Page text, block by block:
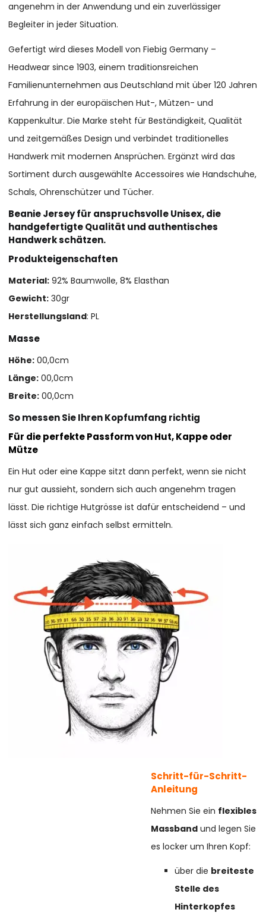
angenehm in der Anwendung und ein zuverlässiger
Begleiter in jeder Situation.
Gefertigt wird dieses Modell von Fiebig Germany –
Headwear since 1903, einem traditionsreichen
Familienunternehmen aus Deutschland mit über 120 Jahren
Erfahrung in der europäischen Hut-, Mützen- und
Kappenkultur. Die Marke steht für Beständigkeit, Qualität
und zeitgemäßes Design und verbindet traditionelles
Handwerk mit modernen Ansprüchen. Ergänzt wird das
Sortiment durch ausgewählte Accessoires wie Handschuhe,
Schals, Ohrenschützer und Tücher.
Beanie Jersey für anspruchsvolle Unisex, die
handgefertigte Qualität und authentisches
Handwerk schätzen.
Produkteigenschaften
Material: 92% Baumwolle, 8% Elasthan
Gewicht: 30gr
Herstellungsland: PL
Masse
Höhe: 00,0cm
Länge: 00,0cm
Breite: 00,0cm
So messen Sie Ihren Kopfumfang richtig
Für die perfekte Passform von Hut, Kappe oder
Mütze
Ein Hut oder eine Kappe sitzt dann perfekt, wenn sie nicht
nur gut aussieht, sondern sich auch angenehm tragen
lässt. Die richtige Hutgrösse ist dafür entscheidend – und
lässt sich ganz einfach selbst ermitteln.
Schritt-für-Schritt-
Anleitung
Nehmen Sie ein flexibles
Massband und legen Sie
es locker um Ihren Kopf:
über die breiteste
Stelle des
Hinterkopfes